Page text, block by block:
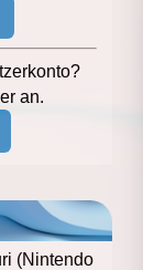
an.
(Nintendo